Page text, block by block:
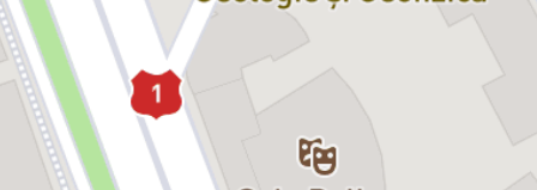
neaşteptată, micuţii actori au șansa ca, la capătul premierei, să
concureze pentru un rol special:
Erou de Poveste
În lumea magică a teatrului și a copilăriei, totul este posibil. Poți să
lupți cu forțele rele, ținând în mână un balon pe post de sabie, și să
le învingi, pentru că la
Teatrul Național pentru Copii
Binele triumfă
întotdeauna prin luptă dreaptă